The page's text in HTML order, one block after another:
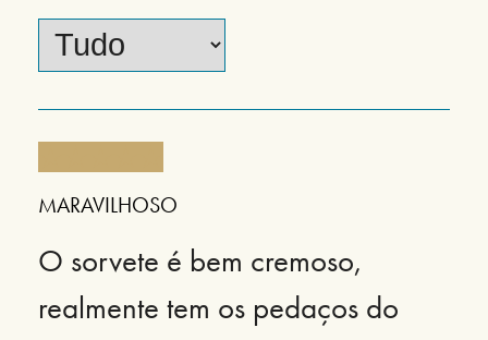
MARAVILHOSO
O sorvete é bem cremoso,
realmente tem os pedaços do